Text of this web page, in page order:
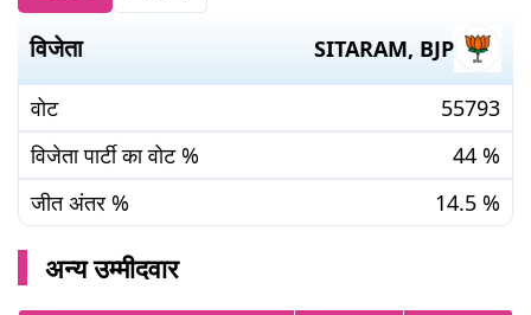
विजेता SITARAM, BJP
वोट
55793
विजेता पार्टी का वोट %
44 %
जीत अंतर %
14.5 %
अन्य उम्मीदवार